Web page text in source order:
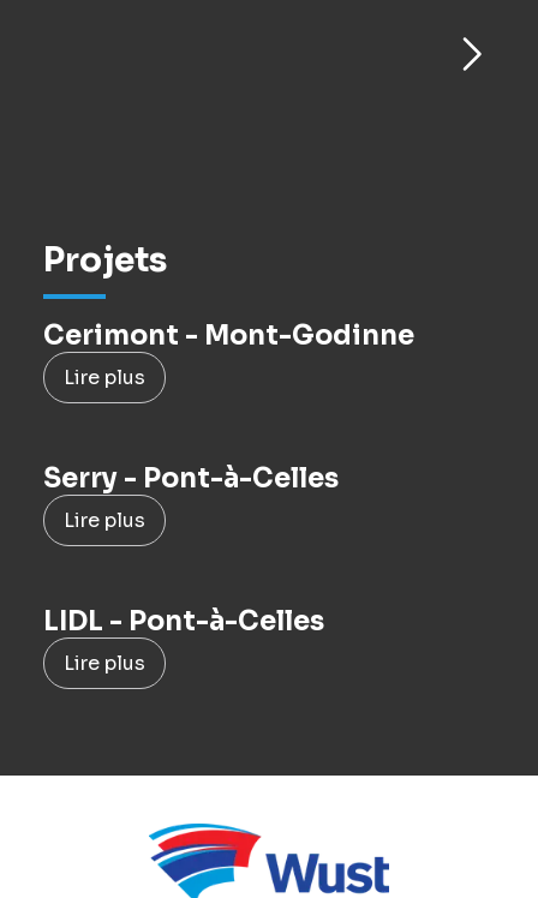
Projets
Cerimont - Mont-Godinne
Lire plus
Serry - Pont-à-Celles
Lire plus
LIDL - Pont-à-Celles
Lire plus